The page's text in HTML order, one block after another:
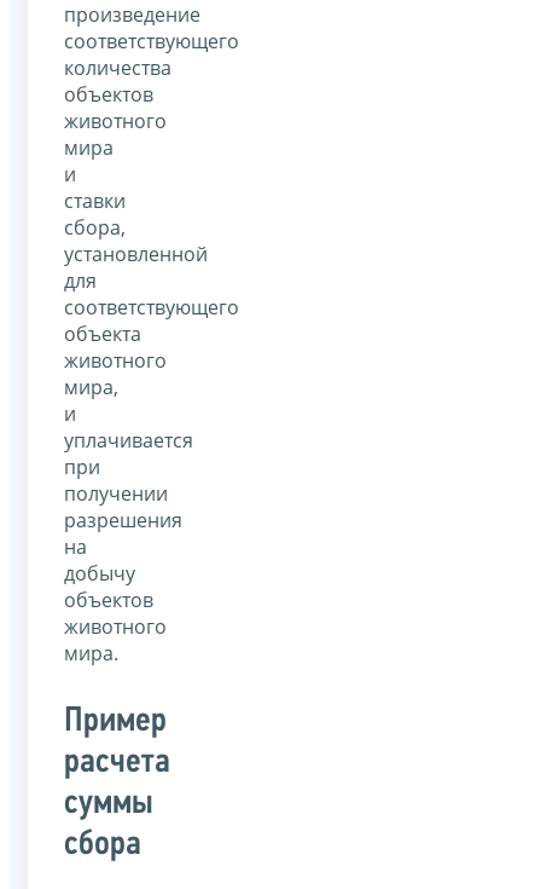
произведение
соответствующего
количества
объектов
животного
мира
и
ставки
сбора,
установленной
для
соответствующего
объекта
животного
мира,
и
уплачивается
при
получении
разрешения
на
добычу
объектов
животного
мира.
Пример
расчета
суммы
сбора